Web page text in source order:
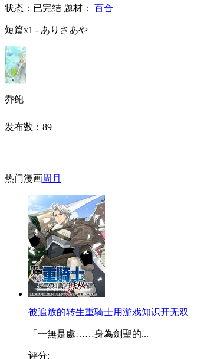
状态： 已完结 题材： 百合
短篇x1 - ありさあや
乔鲍
发布数： 89
热门漫画周 月
被追放的转生重骑士用游戏知识开无双
「一無是處……身為劍聖的...
评分: